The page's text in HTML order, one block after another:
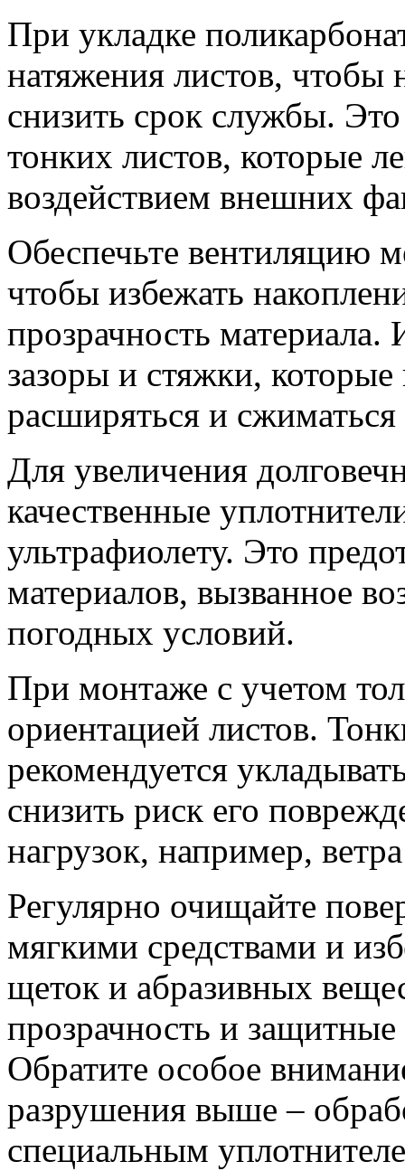
При укладке
натяжения листов, чтобы
снизить срок службы.
тонких листов, которые
воздействием внешних
Обеспечьте вентиляцию
чтобы избежать
прозрачность материала.
зазоры и стяжки,
расширяться и
Для увеличения
качественные
ультрафиолету. Это
материалов, вызванное
погодных условий.
При монтаже с учетом
ориентацией листов.
рекомендуется
снизить риск его
нагрузок, например,
Регулярно очищайте
мягкими средствами и
щеток и абразивных
прозрачность и
Обратите особое
разрушения выше –
специальным